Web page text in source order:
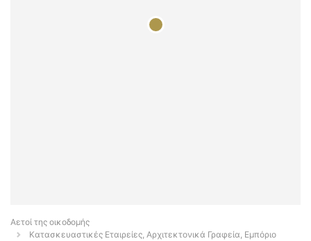
Αετοί της οικοδομής
Κατασκευαστικές Εταιρείες, Αρχιτεκτονικά Γραφεία, Εμπόριο